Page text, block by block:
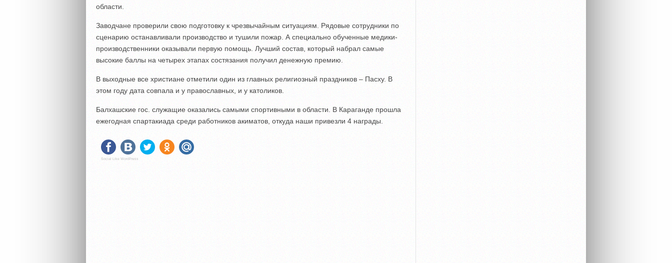
области.
Заводчане проверили свою подготовку к чрезвычайным ситуациям. Рядовые сотрудники по
сценарию останавливали производство и тушили пожар. А специально обученные медики-
производственники оказывали первую помощь. Лучший состав, который набрал самые
высокие баллы на четырех этапах состязания получил денежную премию.
В выходные все христиане отметили один из главных религиозный праздников – Пасху. В
этом году дата совпала и у православных, и у католиков.
Балхашские гос. служащие оказались самыми спортивными в области. В Караганде прошла
ежегодная спартакиада среди работников акиматов, откуда наши привезли 4 награды.
Social Like WordPress